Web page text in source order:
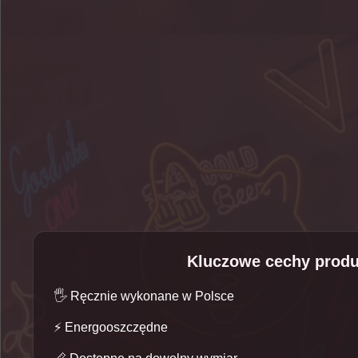
Kluczowe cechy
🖐️ Ręcznie wykonane w Polsce
⚡ Energooszczędne